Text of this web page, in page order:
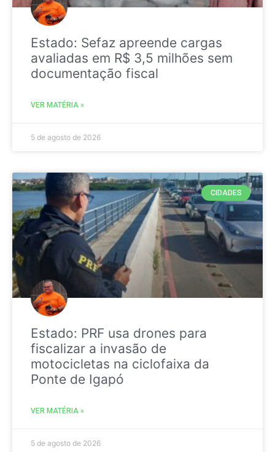
Estado: Sefaz apreende cargas
avaliadas em R$ 3,5 milhões sem
documentação fiscal
VER MATÉRIA »
5 de agosto de 2026
CIDADES
Estado: PRF usa drones para
fiscalizar a invasão de
motocicletas na ciclofaixa da
Ponte de Igapó
VER MATÉRIA »
5 de agosto de 2026